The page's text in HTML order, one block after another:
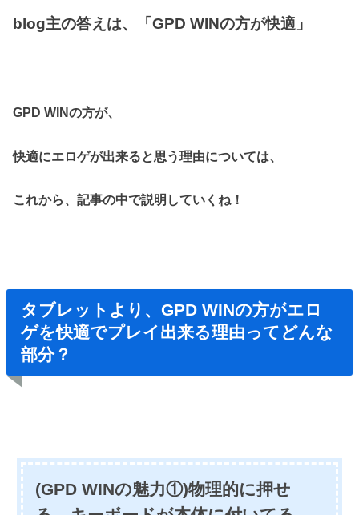
blog主の答えは、「GPD WINの方が快適」
GPD WINの方が、
快適にエロゲが出来ると思う理由については、
これから、記事の中で説明していくね！
タブレットより、GPD WINの方がエロ
ゲを快適でプレイ出来る理由ってどんな
部分？
(GPD WINの魅力①)物理的に押せ